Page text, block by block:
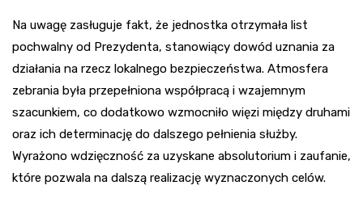
Na uwagę zasługuje fakt, że jednostka otrzymała list
pochwalny od Prezydenta, stanowiący dowód uznania za
działania na rzecz lokalnego bezpieczeństwa. Atmosfera
zebrania była przepełniona współpracą i wzajemnym
szacunkiem, co dodatkowo wzmocniło więzi między druhami
oraz ich determinację do dalszego pełnienia służby.
Wyrażono wdzięczność za uzyskane absolutorium i zaufanie,
które pozwala na dalszą realizację wyznaczonych celów.